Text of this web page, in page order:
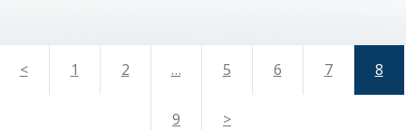
< 1 2 … 5 6 7 8
9 >